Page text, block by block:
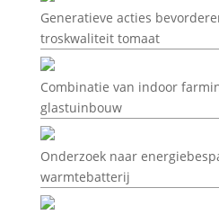
Generatieve acties
troskwaliteit tomaat
Combinatie van indoor
glastuinbouw
Onderzoek naar
warmtebatterij